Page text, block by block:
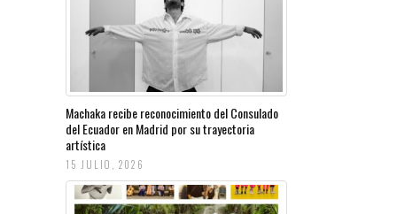
Machaka recibe reconocimiento del Consulado
del Ecuador en Madrid por su trayectoria
artística
15 JULIO, 2026